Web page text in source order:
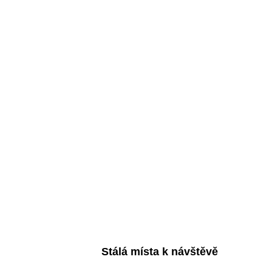
Stálá místa k návštěvě